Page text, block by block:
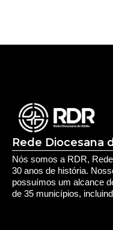
Rede Diocesana
Nós somos a RDR,
30 anos de história.
possuímos um alcance
de 35 municípios,